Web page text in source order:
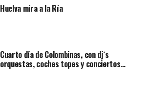
Huelva mira a la Ría
Cuarto día de Colombinas, con dj´s
orquestas, coches topes y conciertos…